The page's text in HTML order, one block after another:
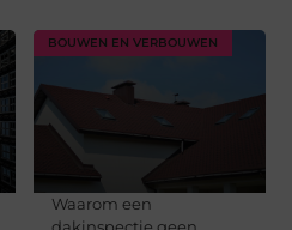
BOUWEN EN VERBOUWEN
Waarom een
dakinspectie geen